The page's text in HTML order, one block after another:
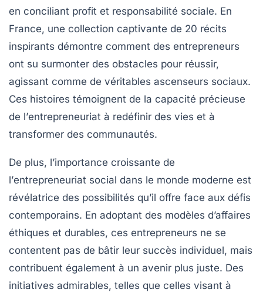
en conciliant profit et responsabilité sociale. En
France, une collection captivante de 20 récits
inspirants démontre comment des entrepreneurs
ont su surmonter des obstacles pour réussir,
agissant comme de véritables ascenseurs sociaux.
Ces histoires témoignent de la capacité précieuse
de l’entrepreneuriat à redéfinir des vies et à
transformer des communautés.
De plus, l’importance croissante de
l’entrepreneuriat social dans le monde moderne est
révélatrice des possibilités qu’il offre face aux défis
contemporains. En adoptant des modèles d’affaires
éthiques et durables, ces entrepreneurs ne se
contentent pas de bâtir leur succès individuel, mais
contribuent également à un avenir plus juste. Des
initiatives admirables, telles que celles visant à